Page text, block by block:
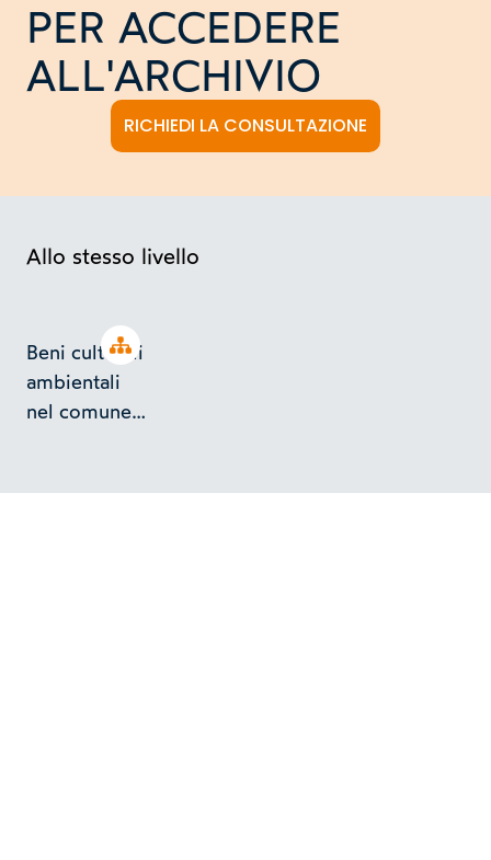
PER ACCEDERE
ALL'ARCHIVIO
RICHIEDI LA CONSULTAZIONE
Allo stesso livello
Open tree
Beni culturali
ambientali
nel comune